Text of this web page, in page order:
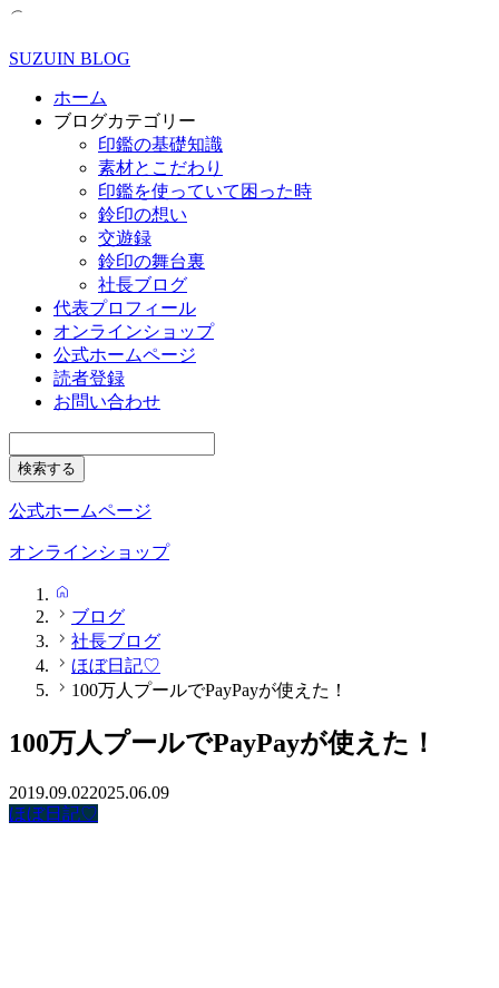
SUZUIN BLOG
ホーム
ブログカテゴリー
印鑑の基礎知識
素材とこだわり
印鑑を使っていて困った時
鈴印の想い
交遊録
鈴印の舞台裏
社長ブログ
代表プロフィール
オンラインショップ
公式ホームページ
読者登録
お問い合わせ
公式ホームページ
オンラインショップ
ブログ
社長ブログ
ほぼ日記♡
100万人プールでPayPayが使えた！
100万人プールでPayPayが使えた！
2019.09.022025.06.09
ほぼ日記♡